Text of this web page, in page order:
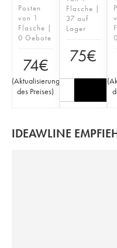
Posten
von 1
Flasche |
0 Gebote
74€
(Aktualisierung
des Preises)
Flasche |
37 auf
Lager
75€
(
IDEAWLINE